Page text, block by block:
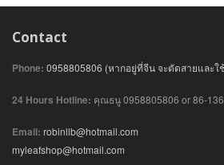
Contact
Phone: 0958805806 (หากอยู่ที่จีน จะตัดสายและใ
24 Hours Hotline: คุณธนู 0958805806 or 86-
Email: robinllb@hotmail.com
myleafshop@hotmail.com